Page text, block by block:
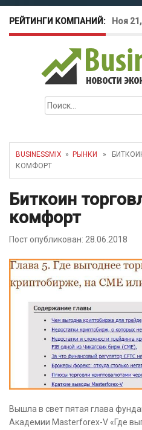
РЕЙТИНГИ КОМПАНИЙ: Ноя
для
Окт 26,
как
Найти:
BUSINESSMIX » РЫНКИ
»
КОМФОРТ
Биткоин
комфорт
Пост опубликован: 28.06.2018
Вышла в свет пятая глава
Академии Masterforex-V «Где